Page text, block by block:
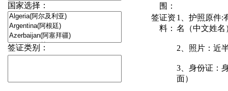
国家选择：
签证类别：
围：
签证资
料：
1、护照原件:
名（中文姓名
2、照片：近
3、身份证：
面）